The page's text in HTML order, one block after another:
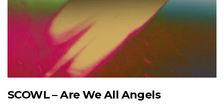
SCOWL – Are We All Angels